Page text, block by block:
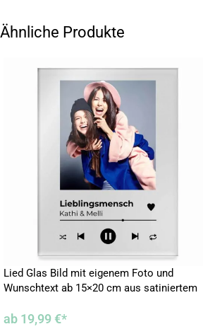
Ähnliche Produkte
Lied Glas Bild mit eigenem Foto und
Wunschtext ab 15×20 cm aus satiniertem
ab 19,99 €*